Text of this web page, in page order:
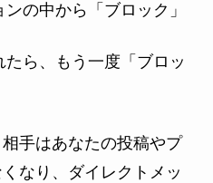
の中から「ブロック」
ら、もう一度「ブロッ
手はあなたの投稿やプ
なり、ダイレクトメッ